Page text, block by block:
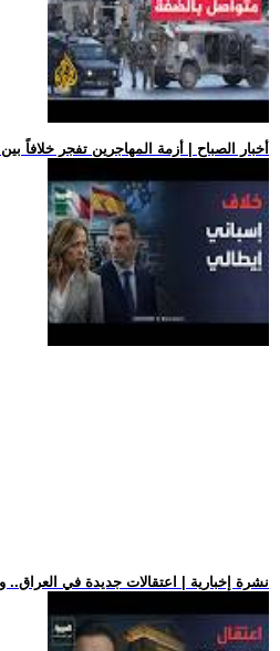
.. أخبار الصباح | أزمة المهاجرين تفجر خلافاً
.. نشرة إخبارية | اعتقالات جديدة في